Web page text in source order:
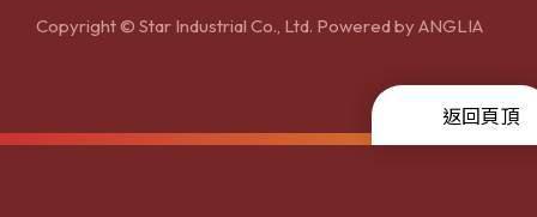
Copyright © Star Industrial Co., Ltd. Powered byANGLIA
返回頁頂